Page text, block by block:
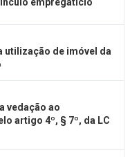
empregatício
utilização de imóvel da
vedação ao
artigo 4º, § 7º, da LC